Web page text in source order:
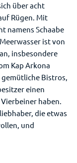
über acht
Rügen. Mit
namens Schaabe
ist von
insbesondere
Kap Arkona
Bistros,
einen
haben.
die etwas
und